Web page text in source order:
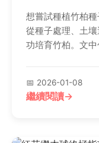
想嘗試種植竹柏
從種子處理、土
功培育竹柏。文
📅 2026-01-08
繼續閱讀